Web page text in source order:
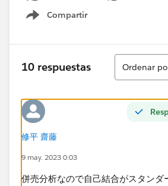
Compartir
Show menu
10 respuestas
Ordenar
Ordenar
修平 齋藤
9 may. 2023 0:03
併売分析なので自己結合がスタンダ